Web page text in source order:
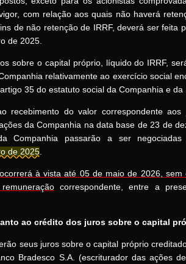
com relação aos quais não haverá
de não retenção de IRRF, deverá ser feita
de 2025.
sobre o capital próprio, líquido do IRRF,
relativamente ao exercício social
35 do estatuto social da Companhia e
recebimento do valor correspondente
da Companhia na data base de 23 de
Companhia passarão a ser
de 2025
à vista até 05 de maio de 2026, sem
correspondente, entre a
ao crédito dos juros sobre o capital
seus juros sobre o capital próprio
Bradesco S.A. (escriturador das ações